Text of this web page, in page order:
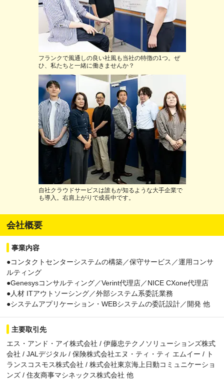
フランクで風通しの良い社風も当社の特徴の1つ。ぜ
ひ、私たちと一緒に働きませんか？
自社クラウドサービスは誰もが知るような大手企業で
も導入。右肩上がりで成長中です。
会社概要
事業内容
●コンタクトセンターシステムの構築／保守サービス／運用コンサ
ルティング
●Genesysコンサルティング／Verint代理店／NICE CXone代理店
●人材 ITアウトソーシング／外部システム系委託業務
●システムアプリケーション・WEBシステムの委託設計／開発 他
主要取引先
エス・アンド・アイ株式会社 / 伊藤忠テクノソリューションズ株式
会社 / JALデジタル / 保険株式会社エヌ・ティ・ティ エムイー / ト
ランスコスモス株式会社 / 株式会社東京海上日動コミュニケーショ
ンズ / 住友商事マシネックス株式会社 他